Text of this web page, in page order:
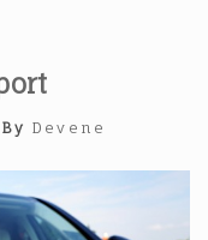
By Devene